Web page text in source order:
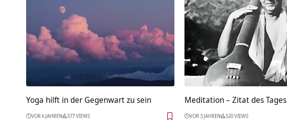
Yoga hilft in der Gegenwart zu sein
VOR 6 JAHREN 577 VIEWS
Meditation – Zitat des Tages
VOR 3 JAHREN 520 VIEWS